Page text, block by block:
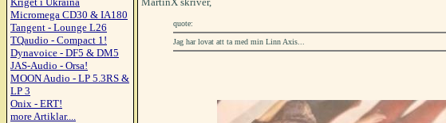
Micromega CD30 & IA180
Tangent - Lounge L26
TQaudio - Compact 1!
Dynavoice - DF5 & DM5
JAS-Audio - Orsa!
MOON Audio - LP 5.3RS &
LP 3
Onix - ERT!
more Artiklar....
quote:
Jag har lovat att ta med min Linn Axis...